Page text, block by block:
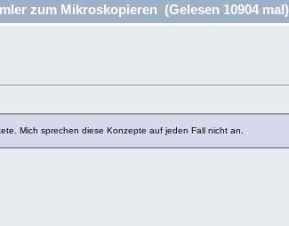
zum Mikroskopieren (Gelesen 10904 mal)
Mich sprechen diese Konzepte auf jeden Fall nicht an.